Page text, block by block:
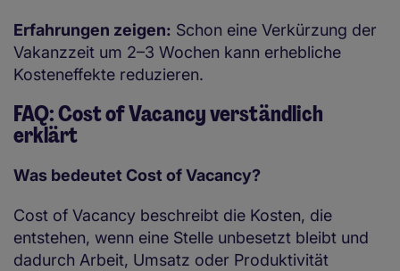
Erfahrungen zeigen: Schon eine Verkürzung der
Vakanzzeit um 2–3 Wochen kann erhebliche
Kosteneffekte reduzieren.
FAQ: Cost of Vacancy verständlich
erklärt
Was bedeutet Cost of Vacancy?
Cost of Vacancy beschreibt die Kosten, die
entstehen, wenn eine Stelle unbesetzt bleibt und
dadurch Arbeit, Umsatz oder Produktivität